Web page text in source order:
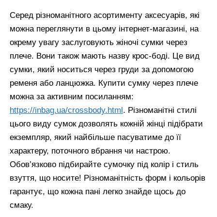
Серед різноманітного асортименту аксесуарів, які
можна переглянути в цьому інтернет-магазині, на
окрему увагу заслуговують жіночі сумки через
плече. Вони також мають назву крос-боді. Це вид
сумки, який носиться через груди за допомогою
ременя або ланцюжка. Купити сумку через плече
можна за активним посиланням:
https://inbag.ua/crossbody.html. Різноманітні стилі
цього виду сумок дозволять кожній жінці підібрати
екземпляр, який найбільше пасуватиме до її
характеру, поточного вбрання чи настрою.
Обов’язково підбирайте сумочку під колір і стиль
взуття, що носите! Різноманітність форм і кольорів
гарантує, що кожна пані легко знайде щось до
смаку.